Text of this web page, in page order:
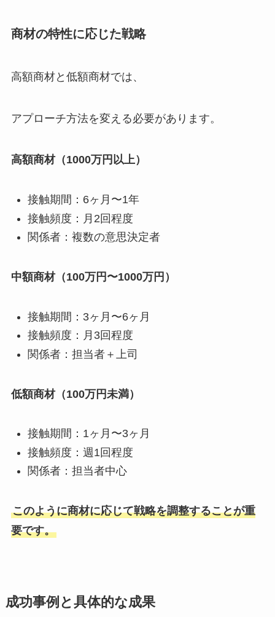
商材の特性に応じた戦略
高額商材と低額商材では、
アプローチ方法を変える必要があります。
高額商材（1000万円以上）
接触期間：6ヶ月〜1年
接触頻度：月2回程度
関係者：複数の意思決定者
中額商材（100万円〜1000万円）
接触期間：3ヶ月〜6ヶ月
接触頻度：月3回程度
関係者：担当者＋上司
低額商材（100万円未満）
接触期間：1ヶ月〜3ヶ月
接触頻度：週1回程度
関係者：担当者中心
このように商材に応じて戦略を調整することが重
要です。
成功事例と具体的な成果